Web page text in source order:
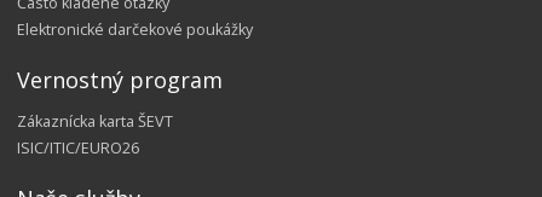
Elektronické darčekové poukážky
Vernostný program
Zákaznícka karta ŠEVT
ISIC/ITIC/EURO26